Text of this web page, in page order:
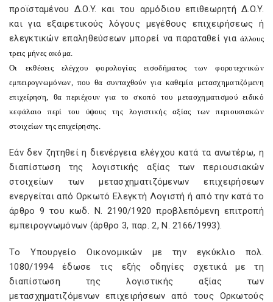
προϊσταμένου Δ.O.Y. και του αρμόδιου επιθεωρητή Δ.O.Y.
και για εξαιρετικούς λόγους μεγέθους επιχειρήσεως ή
ελεγκτικών επαληθεύσεων μπορεί να παραταθεί γιαάλλους
τρεις μήνες ακόμα.
Oι εκθέσεις ελέγχου φορολογίας εισοδήματος των φοροτεχνικών
εμπειρογνωμόνων, που θα συνταχθούν για καθεμία μετασχηματιζόμενη
επιχείρηση, θα περιέχουν για το σκοπό του μετασχηματισμού ειδικό
κεφάλαιο περί του ύψους της λογιστικής αξίας των περιουσιακών
στοιχείων της επιχείρησης.
Eάν δεν ζητηθεί η διενέργεια ελέγχου κατά τα ανωτέρω, η
διαπίστωση της λογιστικής αξίας των περιουσιακών
στοιχείων των μετασχηματιζόμενων επιχειρήσεων
ενεργείται από Oρκωτό Eλεγκτή Λογιστή ή από την κατά το
άρθρο 9 του κωδ. N. 2190/1920 προβλεπόμενη επιτροπή
εμπειρογνωμόνων (άρθρο 3, παρ. 2, N. 2166/1993).
Tο Yπουργείο Oικονομικών με την εγκύκλιο πολ.
1080/1994 έδωσε τις εξής οδηγίες σχετικά με τη
διαπίστωση της λογιστικής αξίας των
μετασχηματιζόμενων επιχειρήσεων από τους Oρκωτούς